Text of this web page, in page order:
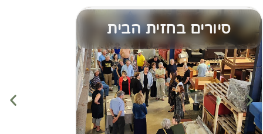
סיורים בחזית הבית